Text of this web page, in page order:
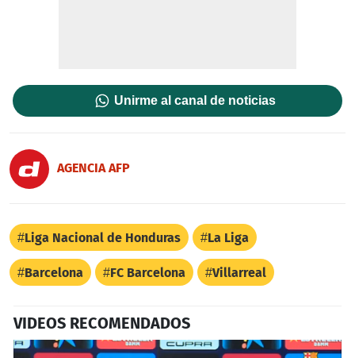
Unirme al canal de noticias
AGENCIA AFP
Liga Nacional de Honduras La Liga
Barcelona FC Barcelona Villarreal
VIDEOS RECOMENDADOS